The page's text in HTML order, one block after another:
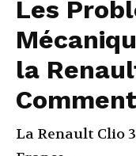
Les
la
La Renault Clio